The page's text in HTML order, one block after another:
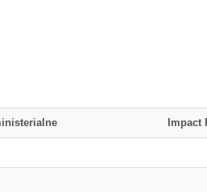
Impact